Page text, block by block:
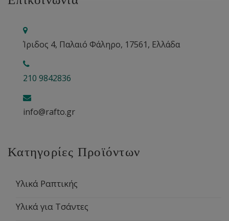
Ίριδος 4, Παλαιό Φάληρο, 17561, Ελλάδα
210 9842836
info@rafto.gr
Κατηγορίες Προϊόντων
Υλικά Ραπτικής
Υλικά για Τσάντες